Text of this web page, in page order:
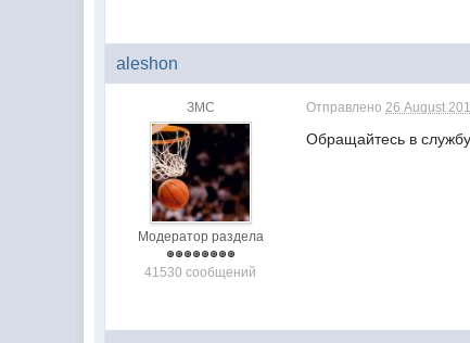
aleshon
ЗМС
Модератор раздела
41530 сообщений
Отправлено26 August
Обращайтесь в